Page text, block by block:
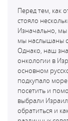
Перед тем, как
стояло
Изначально, мы
мы наслышаны
Однако, наш
онкологии в
основном
подкупало
посетить и
выбрали
обратиться и